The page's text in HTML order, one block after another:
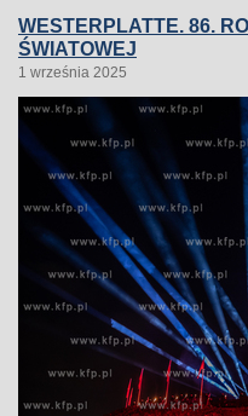
WESTERPLATTE. 86.
ŚWIATOWEJ
1 września 2025